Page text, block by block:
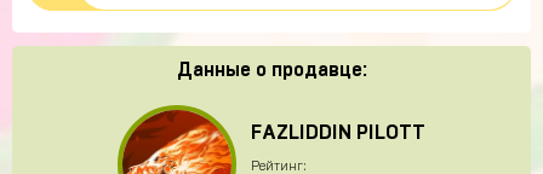
Данные о продавце:
FAZLIDDIN PILOTT
Рейтинг: